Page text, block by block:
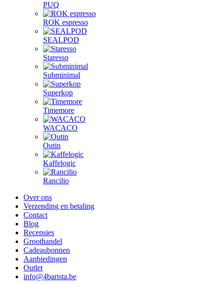
PUQ
ROK espresso
SEALPOD
Staresso
Subminimal
Superkop
Timemore
WACACO
Outin
Kaffelogic
Rancilio
Over ons
Verzending en betaling
Contact
Blog
Recensies
Groothandel
Cadeaubonnen
Aanbiedingen
Outlet
info@4barista.be